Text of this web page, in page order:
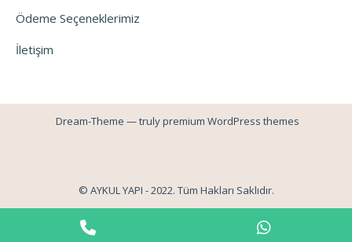
Ödeme Seçeneklerimiz
İletişim
Dream-Theme — trulypremium WordPress themes
© AYKUL YAPI - 2022. Tüm Hakları Saklıdır.